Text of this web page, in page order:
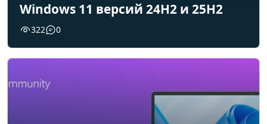
Windows 11 версий 24H2 и 25H2
322 0